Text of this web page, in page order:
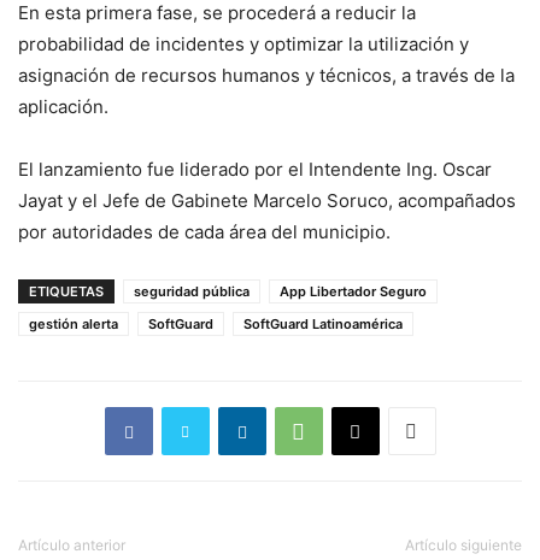
En esta primera fase, se procederá a reducir la
probabilidad de incidentes y optimizar la utilización y
asignación de recursos humanos y técnicos, a través de la
aplicación.
El lanzamiento fue liderado por el Intendente Ing. Oscar
Jayat y el Jefe de Gabinete Marcelo Soruco, acompañados
por autoridades de cada área del municipio.
ETIQUETAS seguridad pública
App Libertador Seguro
gestión alerta
SoftGuard SoftGuard Latinoamérica
Artículo anterior Artículo siguiente